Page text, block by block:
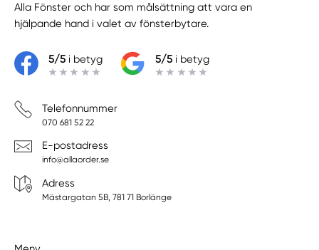
Alla Fönster och har som målsättning att vara en
hjälpande hand i valet av fönsterbytare.
5/5i betyg 5/5i betyg
Telefonnummer
070 681 52 22
E-postadress
info@allaorder.se
Adress
Mästargatan 5B, 781 71 Borlänge